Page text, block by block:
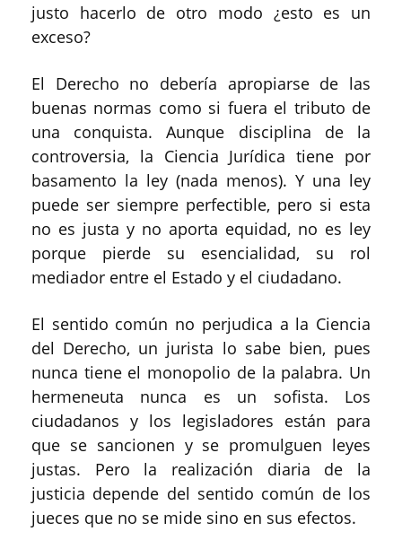
justo hacerlo de otro modo ¿esto es un
exceso?
El Derecho no debería apropiarse de las
buenas normas como si fuera el tributo de
una conquista. Aunque disciplina de la
controversia, la Ciencia Jurídica tiene por
basamento la ley (nada menos). Y una ley
puede ser siempre perfectible, pero si esta
no es justa y no aporta equidad, no es ley
porque pierde su esencialidad, su rol
mediador entre el Estado y el ciudadano.
El sentido común no perjudica a la Ciencia
del Derecho, un jurista lo sabe bien, pues
nunca tiene el monopolio de la palabra. Un
hermeneuta nunca es un sofista. Los
ciudadanos y los legisladores están para
que se sancionen y se promulguen leyes
justas. Pero la realización diaria de la
justicia depende del sentido común de los
jueces que no se mide sino en sus efectos.